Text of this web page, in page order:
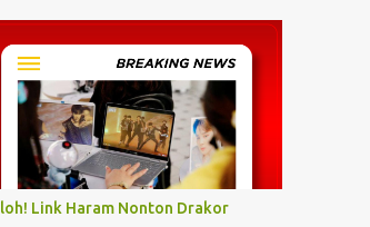
Link Haram Nonton Drakor